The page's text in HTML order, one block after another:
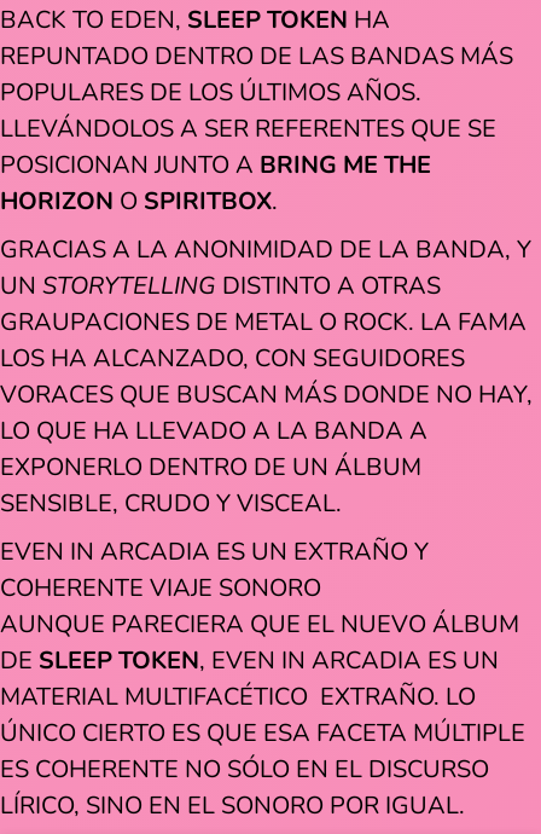
BACK TO EDEN, SLEEP TOKEN HA
REPUNTADO DENTRO DE LAS BANDAS MÁS
POPULARES DE LOS ÚLTIMOS AÑOS.
LLEVÁNDOLOS A SER REFERENTES QUE SE
POSICIONAN JUNTO A BRING ME THE
HORIZON O SPIRITBOX.
GRACIAS A LA ANONIMIDAD DE LA BANDA, Y
UN STORYTELLING DISTINTO A OTRAS
GRAUPACIONES DE METAL O ROCK. LA FAMA
LOS HA ALCANZADO, CON SEGUIDORES
VORACES QUE BUSCAN MÁS DONDE NO HAY,
LO QUE HA LLEVADO A LA BANDA A
EXPONERLO DENTRO DE UN ÁLBUM
SENSIBLE, CRUDO Y VISCEAL.
EVEN IN ARCADIA ES UN EXTRAÑO Y
COHERENTE VIAJE SONORO
AUNQUE PARECIERA QUE EL NUEVO ÁLBUM
DE SLEEP TOKEN, EVEN IN ARCADIA ES UN
MATERIAL MULTIFACÉTICO EXTRAÑO. LO
ÚNICO CIERTO ES QUE ESA FACETA MÚLTIPLE
ES COHERENTE NO SÓLO EN EL DISCURSO
LÍRICO, SINO EN EL SONORO POR IGUAL.